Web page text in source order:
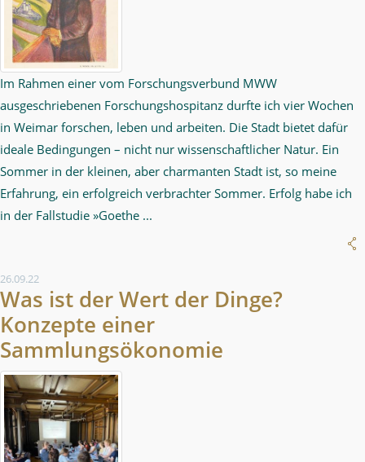
Im Rahmen einer vom Forschungsverbund MWW
ausgeschriebenen Forschungshospitanz durfte ich vier Wochen
in Weimar forschen, leben und arbeiten. Die Stadt bietet dafür
ideale Bedingungen – nicht nur wissenschaftlicher Natur. Ein
Sommer in der kleinen, aber charmanten Stadt ist, so meine
Erfahrung, ein erfolgreich verbrachter Sommer. Erfolg habe ich
in der Fallstudie »Goethe ...
26.09.22
Was ist der Wert der Dinge?
Konzepte einer
Sammlungsökonomie